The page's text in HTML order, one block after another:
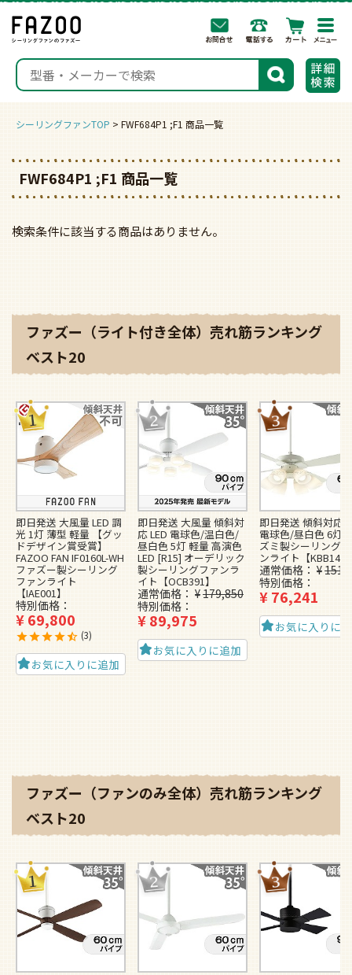
検索
シーリングファンTOP FWF684P1 ;F1 商品一覧
FWF684P1 ;F1 商品一覧
検索条件に該当する商品はありません。
ファズー（ライト付き全体）売れ筋ランキング
ベスト20
即日発送 大風量 LED 調
光 1灯 薄型 軽量 【グッ
ドデザイン賞受賞】
FAZOO FAN IF0160L-WH
ファズー製シーリング
ファンライト
【IAE001】
特別価格
¥69,800
3
お気に入りに追加
即日発送 大風量 傾斜対
応 LED 電球色/温白色/
昼白色 5灯 軽量 高演色
LED [R15] オーデリック
製シーリングファンラ
イト【OCB391】
通常価格 ¥179,850
特別価格
¥89,975
お気に入りに追加
即日発送 傾斜対応
電球色/昼白色 6灯
ズミ製シーリング
ンライト【KBB148
通常価格 ¥
特別価格
¥76,241
お気に入りに
ファズー（ファンのみ全体）売れ筋ランキング
ベスト20